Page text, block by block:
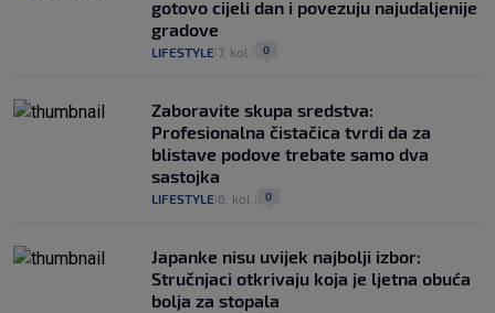
gotovo cijeli dan i povezuju najudaljenije
gradove
LIFESTYLE 7. kol. 0
Zaboravite skupa sredstva:
Profesionalna čistačica tvrdi da za
blistave podove trebate samo dva
sastojka
LIFESTYLE 6. kol. 0
Japanke nisu uvijek najbolji izbor:
Stručnjaci otkrivaju koja je ljetna obuća
bolja za stopala